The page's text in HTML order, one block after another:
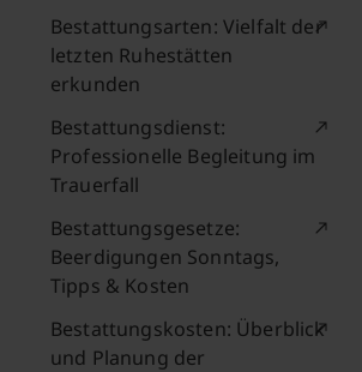
Bestattungsarten: Vielfalt der
letzten Ruhestätten
erkunden
Bestattungsdienst:
Professionelle Begleitung im
Trauerfall
Bestattungsgesetze:
Beerdigungen Sonntags,
Tipps & Kosten
Bestattungskosten: Überblick
und Planung der